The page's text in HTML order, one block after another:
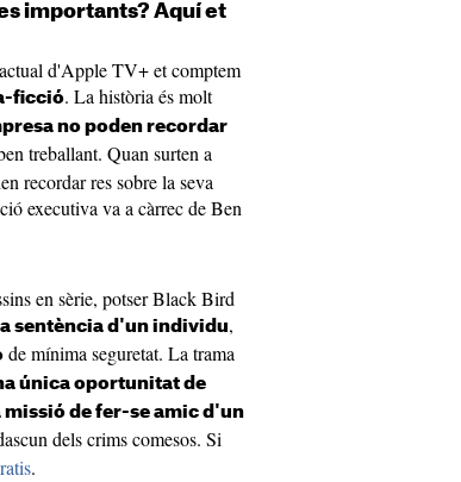
importants? Aquí et
d'Apple TV+ et comptem
ficció. La història és molt
no poden recordar
treballant. Quan surten a
recordar res sobre la seva
executiva va a càrrec de Ben
en sèrie, potser Black Bird
sentència d'un individu,
de mínima seguretat. La trama
única oportunitat de
missió de fer-se amic d'un
dels crims comesos. Si
.